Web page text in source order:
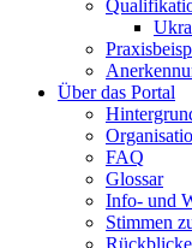
Über das Portal
FAQ
Glossar
Info- und
Stimmen
Rückblicke